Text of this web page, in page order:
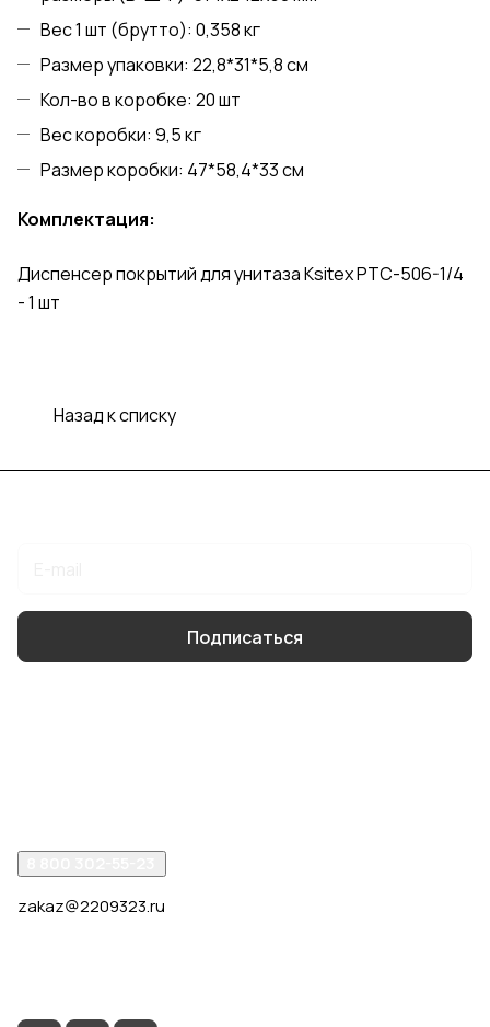
Вес 1 шт (брутто): 0,358 кг
Размер упаковки: 22,8*31*5,8 см
Кол-во в коробке: 20 шт
Вес коробки: 9,5 кг
Размер коробки: 47*58,4*33 см
Комплектация:
Диспенсер покрытий для унитаза Ksitex PTC-506-1/4
- 1 шт
Назад к списку
Подписаться
zakaz@2209323.ru